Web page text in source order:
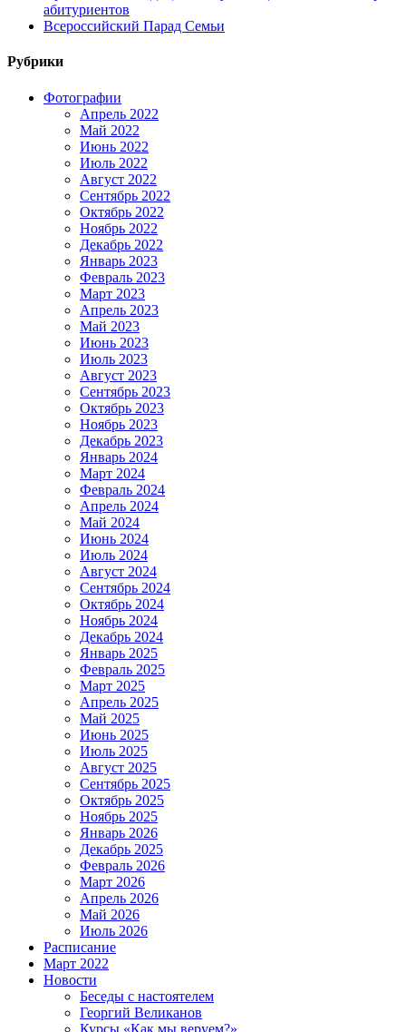
абитуриентов
Всероссийский Парад Семьи
Рубрики
Фотографии
Апрель 2022
Май 2022
Июнь 2022
Июль 2022
Август 2022
Сентябрь 2022
Октябрь 2022
Ноябрь 2022
Декабрь 2022
Январь 2023
Февраль 2023
Март 2023
Апрель 2023
Май 2023
Июнь 2023
Июль 2023
Август 2023
Сентябрь 2023
Октябрь 2023
Ноябрь 2023
Декабрь 2023
Январь 2024
Март 2024
Февраль 2024
Апрель 2024
Май 2024
Июнь 2024
Июль 2024
Август 2024
Сентябрь 2024
Октябрь 2024
Ноябрь 2024
Декабрь 2024
Январь 2025
Февраль 2025
Март 2025
Апрель 2025
Май 2025
Июнь 2025
Июль 2025
Август 2025
Сентябрь 2025
Октябрь 2025
Ноябрь 2025
Январь 2026
Декабрь 2025
Февраль 2026
Март 2026
Апрель 2026
Май 2026
Июль 2026
Расписание
Март 2022
Новости
Беседы с настоятелем
Георгий Великанов
Курсы «Как мы веруем?»